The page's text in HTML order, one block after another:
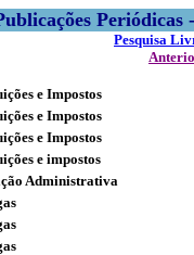
Pesquisa
e Impostos
e Impostos
e Impostos
e impostos
Administrativa